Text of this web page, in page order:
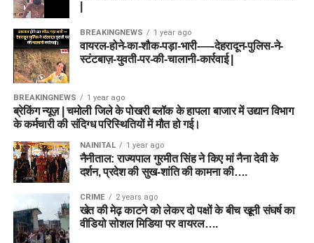
BREAKINGNEWS 1 year ago
वायरल-होने-का-शौक-पड़ा-भारी-—-देहरादून-पुलिस-ने-
स्टंटबाज़-युवती-पर-की-चालानी-कार्रवाई |
BREAKINGNEWS 1 year ago
ब्रेकिंग न्यूज़ | चमोली जिले के पोखरी ब्लॉक के हापला बाजार में उद्यान विभाग
के कर्मचारी की संदिग्ध परिस्थितियों में मौत हो गई।
NAINITAL 1 year ago
नैनीताल: राज्यपाल गुरमीत सिंह ने किए मां नैना देवी के
दर्शन, प्रदेश की सुख-शांति की कामना की….
CRIME 2 years ago
खेत की मेढ़ काटने को लेकर दो पक्षों के बीच खूनी संघर्ष का
वीडियो सोशल मिडिया पर वायरल….